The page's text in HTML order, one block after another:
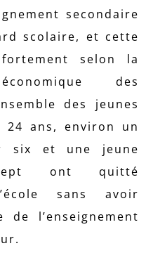
secondaire
scolaire, et cette
selon la
des
des jeunes
ans, environ un
six et une jeune
ont quitté
sans avoir
l’enseignement